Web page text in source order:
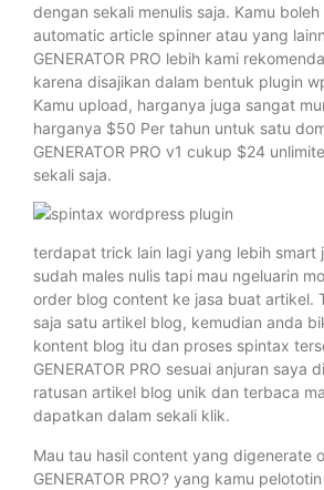
dengan sekali menulis saja. Kamu
automatic article spinner atau yang
GENERATOR PRO lebih kami
karena disajikan dalam bentuk plugin
Kamu upload, harganya juga sangat
harganya $50 Per tahun untuk satu
GENERATOR PRO v1 cukup $24
sekali saja.
terdapat trick lain lagi yang lebih smart
sudah males nulis tapi mau ngeluarin
order blog content ke jasa buat artikel.
saja satu artikel blog, kemudian anda
kontent blog itu dan proses spintax
GENERATOR PRO sesuai anjuran saya
ratusan artikel blog unik dan terbaca
dapatkan dalam sekali klik.
Mau tau hasil content yang digenerate
GENERATOR PRO? yang kamu